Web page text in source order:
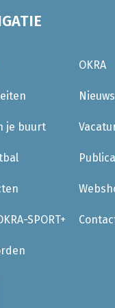
je buurt
SPORT+
OKRA
Nieuws